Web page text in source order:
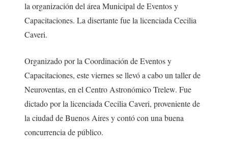
la organización del área Municipal de Eventos y
Capacitaciones. La disertante fue la licenciada Cecilia
Caveri.
Organizado por la Coordinación de Eventos y
Capacitaciones, este viernes se llevó a cabo un taller de
Neuroventas, en el Centro Astronómico Trelew. Fue
dictado por la licenciada Cecilia Caveri, proveniente de
la ciudad de Buenos Aires y contó con una buena
concurrencia de público.